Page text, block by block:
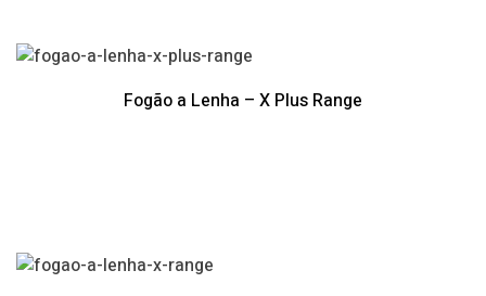
Fogão a Lenha – X Plus Range